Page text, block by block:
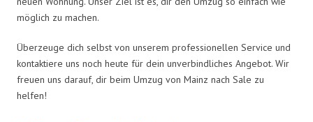
möglich zu machen.
Überzeuge dich selbst von unserem professionellen Service und
kontaktiere uns noch heute für dein unverbindliches Angebot. Wir
freuen uns darauf, dir beim Umzug von Mainz nach Sale zu
helfen!